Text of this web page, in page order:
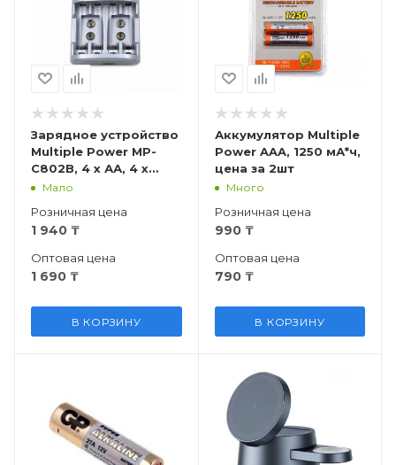
Зарядное устройство
Multiple Power MP-
C802B, 4 x АА, 4 x
ААА, 2 x крона
Мало
Розничная цена
1 940 ₸
Оптовая цена
1 690 ₸
В КОРЗИНУ
Аккумулятор Multiple
Power AAA, 1250 мА*ч,
цена за 2шт
Много
Розничная цена
990₸
Оптовая цена
790₸
В КОРЗИНУ